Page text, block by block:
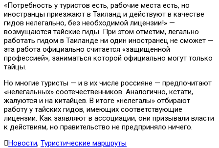
«Потребность у туристов есть, рабочие места есть, но
иностранцы приезжают в Таиланд и действуют в качестве
гидов нелегально, без необходимой лицензии!» —
возмущаются тайские гиды. При этом отметим, легально
работать гидом в Таиланде ни один иностранец не сможет —
эта работа официально считается «защищенной
профессией», заниматься которой официально могут только
тайцы.
Но многие туристы — и в их числе россияне — предпочитают
«нелегальных» соотечественников. Аналогично, кстати,
жалуются и на китайцев. В итоге «нелегалы» отбирают
работу у тайских гидов, имеющих соответствующие
лицензии. Как заявляют в ассоциации, они призывали власти
к действиям, но правительство не предприняло ничего.
Новости, Туристические маршруты